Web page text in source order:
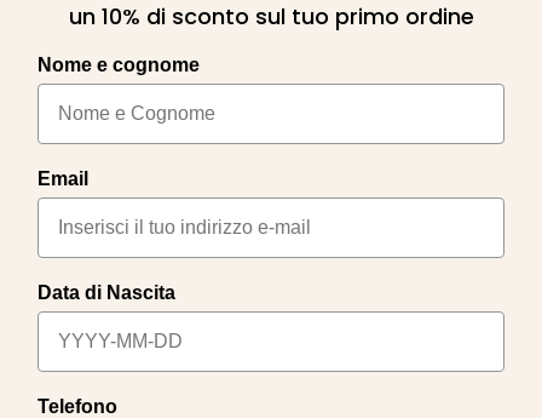
un 10% di sconto sul tuo primo ordine
Nome e cognome
Email
Data di Nascita
Telefono